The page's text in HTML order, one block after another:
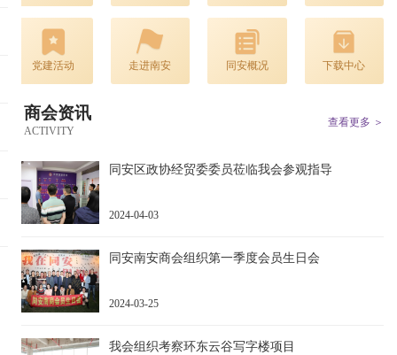
党建活动 走进南安 同安概况 下载中心
商会资讯
ACTIVITY
查看更多 ＞
同安区政协经贸委委员莅临我会参观指导
2024-04-03
同安南安商会组织第一季度会员生日会
2024-03-25
我会组织考察环东云谷写字楼项目